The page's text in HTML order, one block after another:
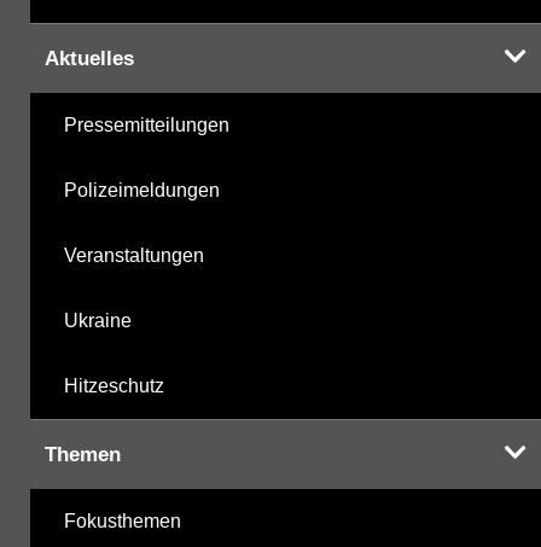
Aktuelles
Pressemitteilungen
Polizeimeldungen
Veranstaltungen
Ukraine
Hitzeschutz
Themen
Fokusthemen